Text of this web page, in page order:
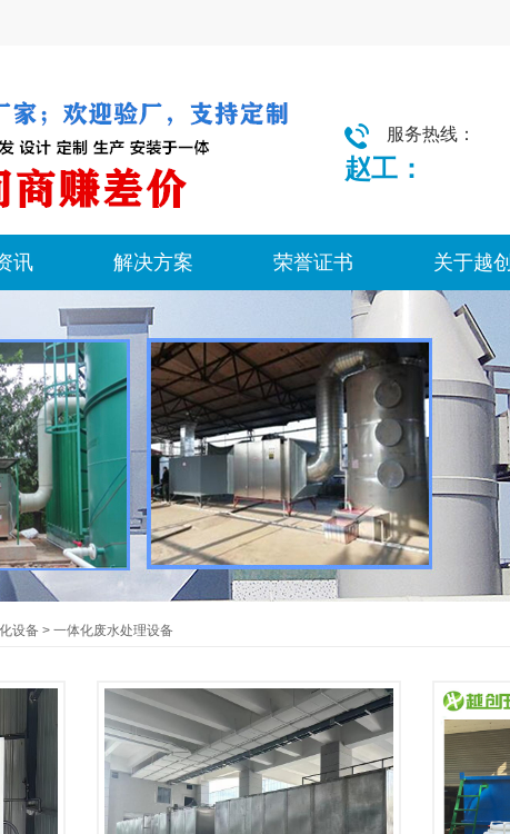
服务热线：
赵工：
讯 解决方案 荣誉证书 关于越创
设备 > 一体化废水处理设备